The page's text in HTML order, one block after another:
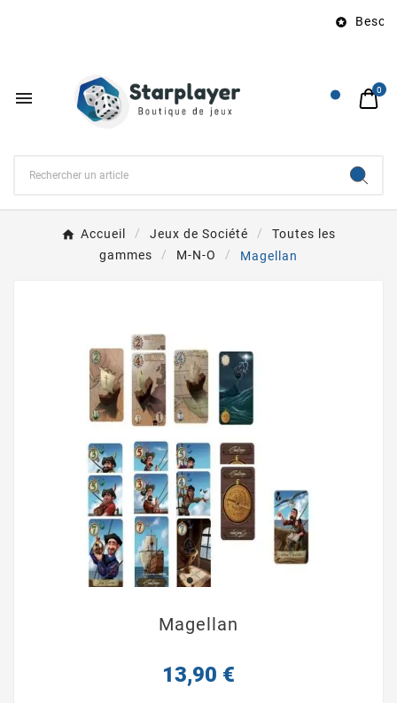
 Besoin
 0
Accueil Jeux de Société
Toutes les
gammes
M-N-O Magellan
Magellan
13,90 €